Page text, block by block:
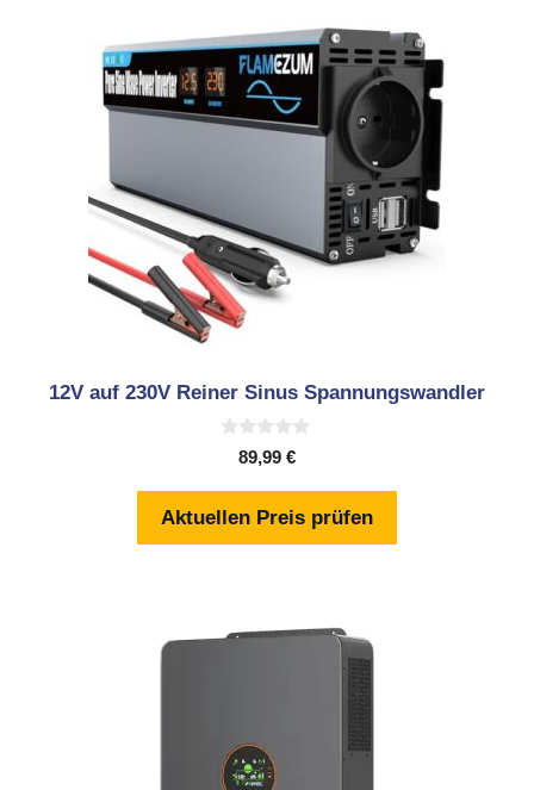
12V auf 230V Reiner Sinus Spannungswandler
5
89,99 €
Aktuellen Preis prüfen